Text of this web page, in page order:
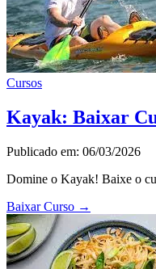
Cursos
Kayak: Baixar
Publicado em: 06/03/2026
Domine o Kayak! Baixe o
Baixar Curso →